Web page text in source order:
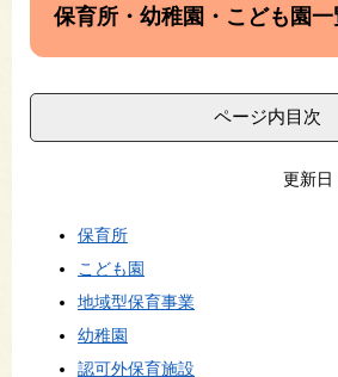
保育所・幼稚園・こども園一
ページ内目次
更新日
保育所
こども園
地域型保育事業
幼稚園
認可外保育施設